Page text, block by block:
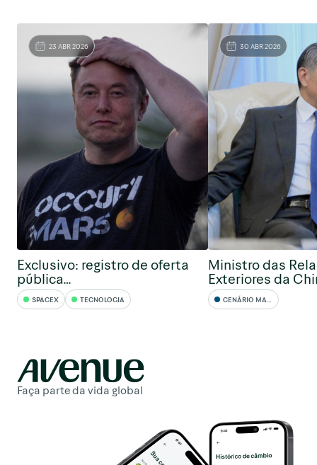
23 ABR 2026
Exclusivo: registro de oferta
pública…
SPACEX TECNOLOGIA
30 ABR 2026
Ministro das
Exteriores da
CENÁRIO MACRO
Faça parte da vida global